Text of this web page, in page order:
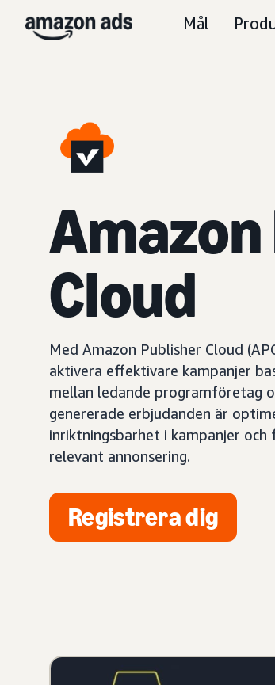
Mål
Cloud
Med Amazon Publisher Cloud
aktivera effektivare kampanjer
mellan ledande programföretag
genererade erbjudanden är
inriktningsbarhet i kampanjer
relevant annonsering.
Registrera dig